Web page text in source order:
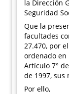
la Dirección
Seguridad
Que la
facultades
27.470, por
ordenado en
Artículo 7°
de 1997,
Por ello,